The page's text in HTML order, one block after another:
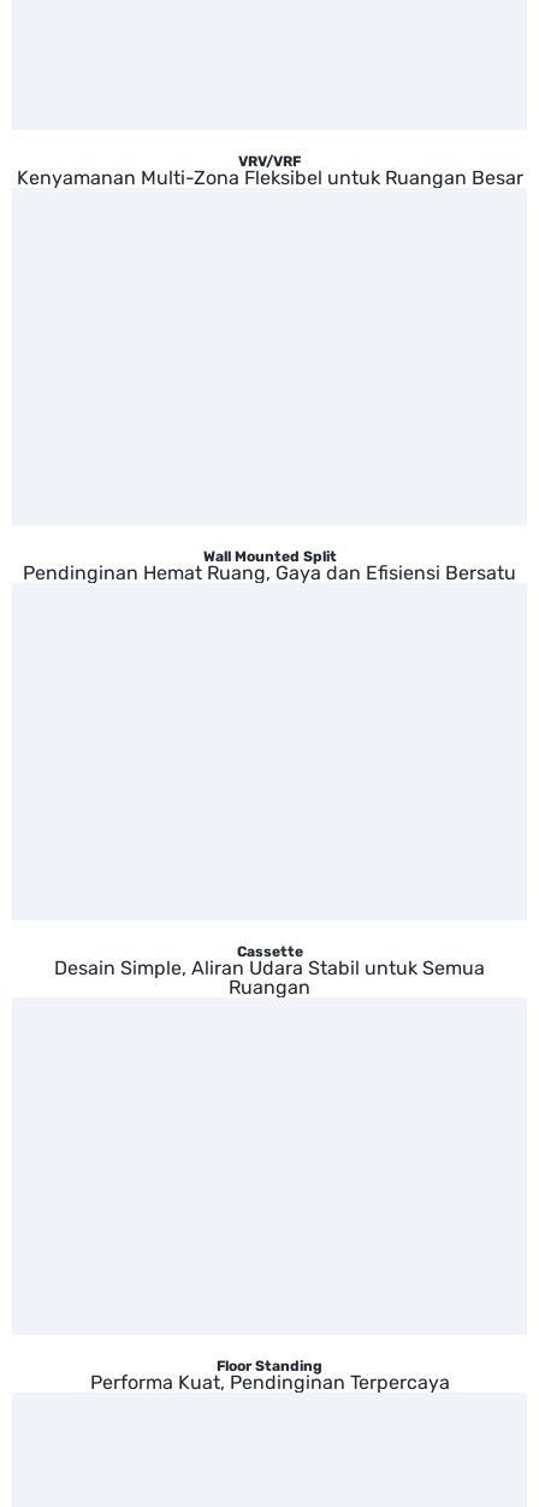
VRV/VRF
Kenyamanan Multi-Zona Fleksibel untuk Ruangan Besar
Wall Mounted Split
Pendinginan Hemat Ruang, Gaya dan Efisiensi Bersatu
Cassette
Desain Simple, Aliran Udara Stabil untuk Semua
Ruangan
Floor Standing
Performa Kuat, Pendinginan Terpercaya